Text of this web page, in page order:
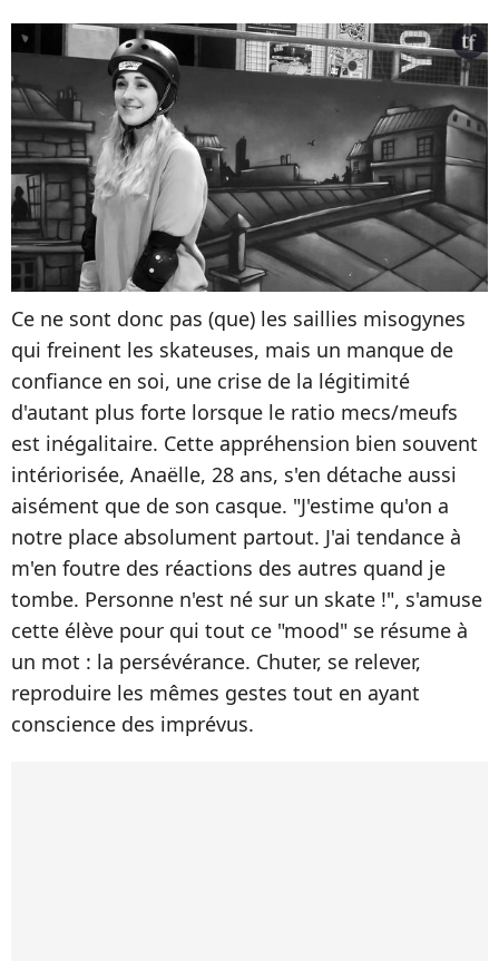
Ce ne sont donc pas (que) les saillies misogynes
qui freinent les skateuses, mais un manque de
confiance en soi, une crise de la légitimité
d'autant plus forte lorsque le ratio mecs/meufs
est inégalitaire. Cette appréhension bien souvent
intériorisée, Anaëlle, 28 ans, s'en détache aussi
aisément que de son casque. "J'estime qu'on a
notre place absolument partout. J'ai tendance à
m'en foutre des réactions des autres quand je
tombe. Personne n'est né sur un skate !", s'amuse
cette élève pour qui tout ce "mood" se résume à
un mot : la persévérance. Chuter, se relever,
reproduire les mêmes gestes tout en ayant
conscience des imprévus.